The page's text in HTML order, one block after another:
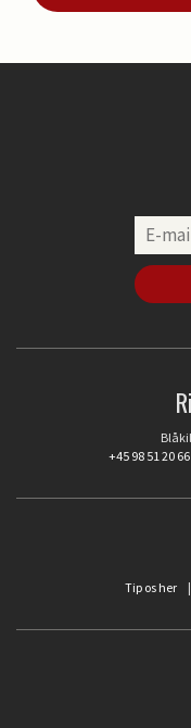
+45 98 51 20 66
Tip os her